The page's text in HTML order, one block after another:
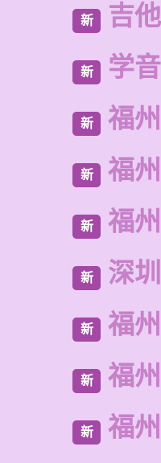
新 吉
新 学
新 福
新 福
新 福
新 深
新 福
新 福
新 福